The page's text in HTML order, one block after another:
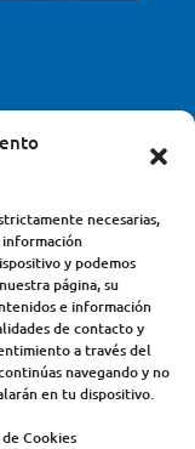
necesarias,
y podemos
página, su
e información
de contacto y
a través del
navegando y no
en tu dispositivo.
Cookies
de Baños